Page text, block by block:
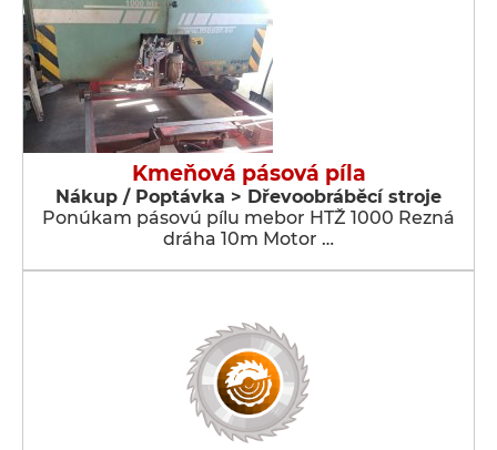
Kmeňová pásová píla
Nákup / Poptávka > Dřevoobráběcí stroje
Ponúkam pásovú pílu mebor HTŽ 1000 Rezná
dráha 10m Motor …